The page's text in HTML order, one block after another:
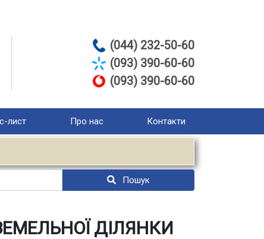
(044) 232-50-60
(093) 390-60-60
(093) 390-60-60
лист Про нас Контакти
Пошук
ДІЛЯНКИ